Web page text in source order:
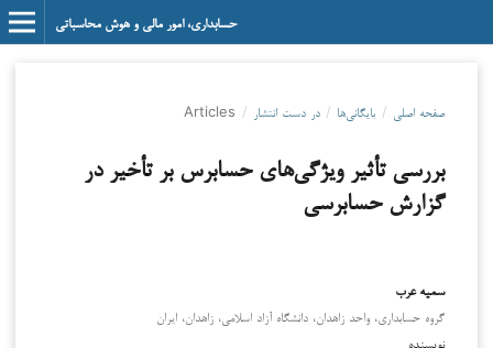
حسابداری، امور مالی و هوش محاسباتی
صفحه اصلی / بایگانی‌ها / در دست انتشار /
Articles
بررسی تأثیر ویژگی‌های حسابرس بر تأخیر در
گزارش حسابرسی
سمیه عرب
گروه حسابداری، واحد زاهدان، دانشگاه آزاد اسلامی، زاهدان، ایران
نویسنده